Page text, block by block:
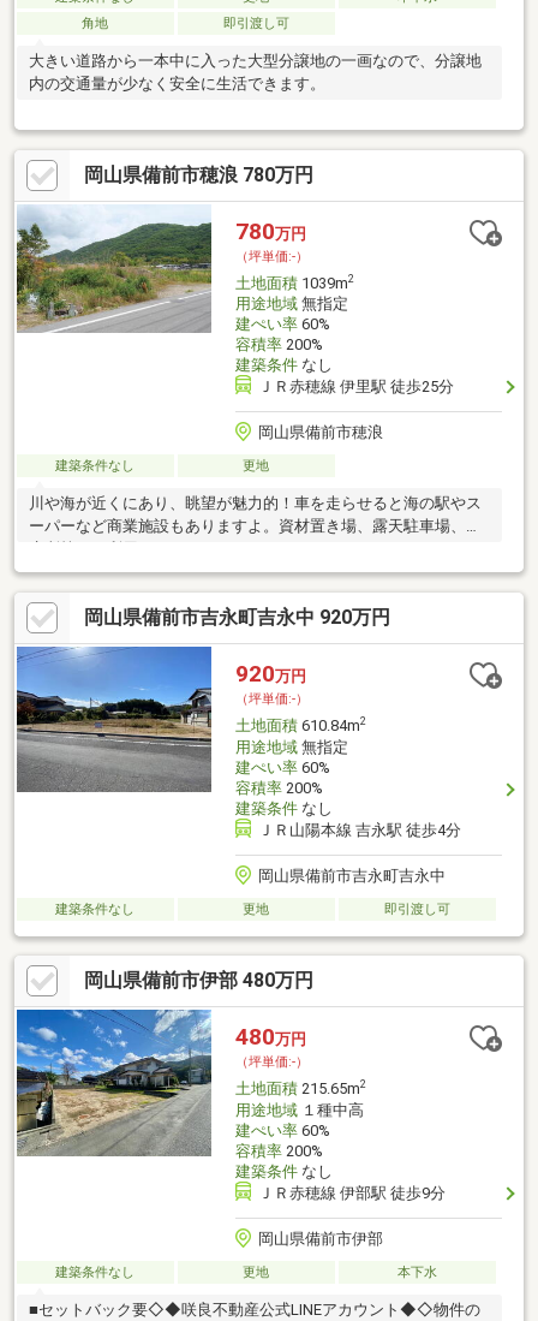
角地
即引渡し可
大きい道路から一本中に入った大型分譲地の一画なので、分譲地
内の交通量が少なく安全に生活できます。
岡山県備前市穂浪 780万円
780万円
（坪単価:-）
土地面積1039m2
用途地域無指定
建ぺい率60%
容積率200%
建築条件なし
ＪＲ赤穂線 伊里駅 徒歩25分
岡山県備前市穂浪
建築条件なし 更地
川や海が近くにあり、眺望が魅力的！車を走らせると海の駅やス
ーパーなど商業施設もありますよ。資材置き場、露天駐車場、診
岡山県備前市吉永町吉永中 920万円
920万円
（坪単価:-）
土地面積610.84m2
用途地域無指定
建ぺい率60%
容積率200%
建築条件なし
ＪＲ山陽本線 吉永駅 徒歩4分
岡山県備前市吉永町吉永中
建築条件なし 更地 即引渡し可
岡山県備前市伊部 480万円
480万円
（坪単価:-）
土地面積215.65m2
用途地域１種中高
建ぺい率60%
容積率200%
建築条件なし
ＪＲ赤穂線 伊部駅 徒歩9分
岡山県備前市伊部
建築条件なし 更地 本下水
■セットバック要◇◆咲良不動産公式LINEアカウント◆◇物件の